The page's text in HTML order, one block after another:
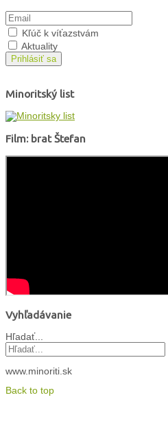
Kľúč k víťazstvám
Aktuality
Prihlásiť sa
Minoritský list
Film: brat Štefan
Vyhľadávanie
Hľadať...
www.minoriti.sk
Back to top